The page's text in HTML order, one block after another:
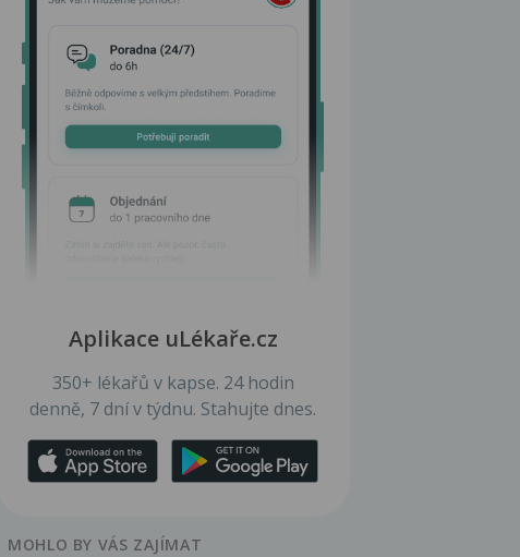
Aplikace uLékaře.cz
350+ lékařů v kapse. 24 hodin
denně, 7 dní v týdnu. Stahujte dnes.
MOHLO BY VÁS ZAJÍMAT